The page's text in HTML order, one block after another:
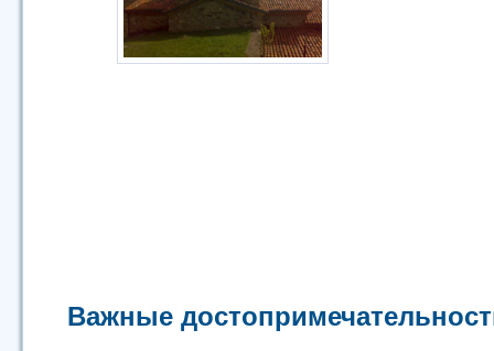
Важные